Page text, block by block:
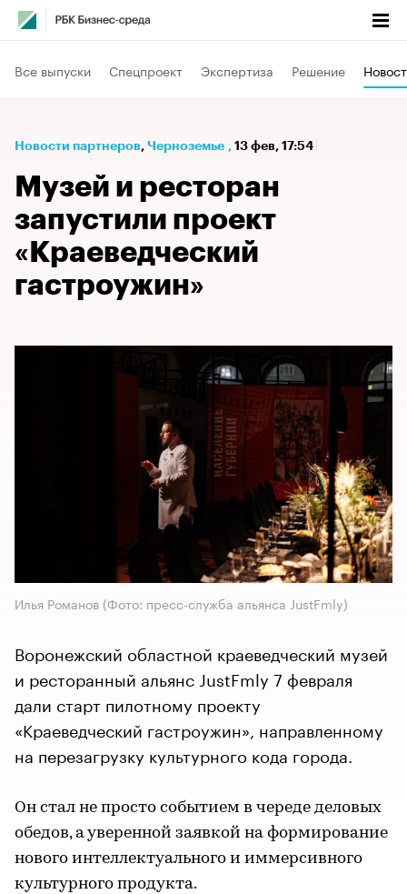
Все выпуски Спецпроект Экспертиза Решение
Новости партнеров⁠, Черноземье , 13 фев, 17:54
Музей и ресторан
запустили проект
«Краеведческий
гастроужин»
Илья Романов (Фото: пресс-служба альянса JustFmly)
Воронежский областной краеведческий музей
и ресторанный альянс JustFmly 7 февраля
дали старт пилотному проекту
«Краеведческий гастроужин», направленному
на перезагрузку культурного кода города.
Он стал не просто событием в череде деловых
обедов, а уверенной заявкой на формирование
нового интеллектуального и иммерсивного
культурного продукта.